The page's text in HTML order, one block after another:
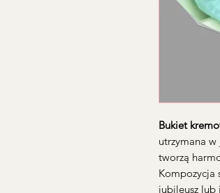
Bukiet
utrzymana
tworzą
Kompozycja
jubileusz lub